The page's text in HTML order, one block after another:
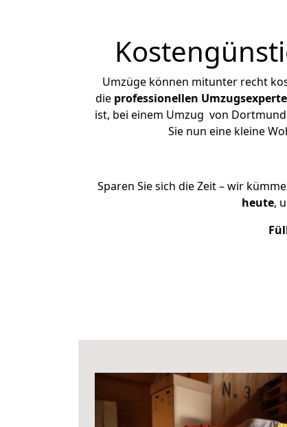
Umzüge können mitunter recht
die professionellen
ist, bei einem Umzug von
Sie nun eine kleine
Sparen Sie sich die Zeit – wir
heute,